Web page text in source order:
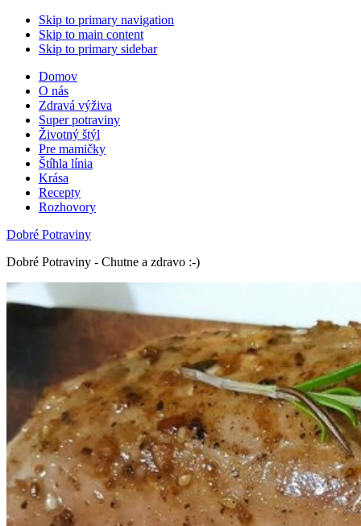
Skip to primary navigation
Skip to main content
Skip to primary sidebar
Domov
O nás
Zdravá výživa
Super potraviny
Životný štýl
Pre mamičky
Štíhla línia
Krása
Recepty
Rozhovory
Dobré Potraviny
Dobré Potraviny - Chutne a zdravo :-)